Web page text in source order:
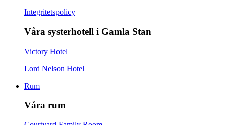
Integritetspolicy
Våra systerhotell i Gamla Stan
Victory Hotel
Lord Nelson Hotel
Rum
Våra rum